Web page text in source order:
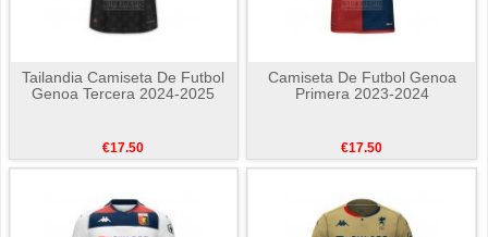
Tailandia Camiseta De Futbol
Genoa Tercera 2024-2025
€17.50
Camiseta De Futbol Genoa
Primera 2023-2024
€17.50